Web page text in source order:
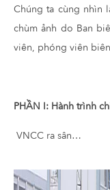
Chúng ta cùng nhìn
chùm ảnh do Ban
viên, phóng viên
PHẦN I: Hành trình
VNCC ra sân…